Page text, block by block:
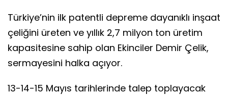
Türkiye’nin ilk patentli depreme dayanıklı inşaat
çeliğini üreten ve yıllık 2,7 milyon ton üretim
kapasitesine sahip olan Ekinciler Demir Çelik,
sermayesini halka açıyor.
13-14-15 Mayıs tarihlerinde talep toplayacak